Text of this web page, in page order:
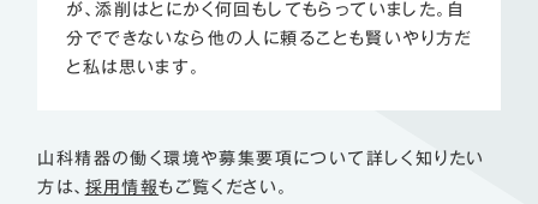
が、添削はとにかく何回もしてもらっていました。自
分でできないなら他の人に頼ることも賢いやり方だ
と私は思います。
山科精器の働く環境や募集要項について詳しく知りたい
方は、 採用情報もご覧ください。